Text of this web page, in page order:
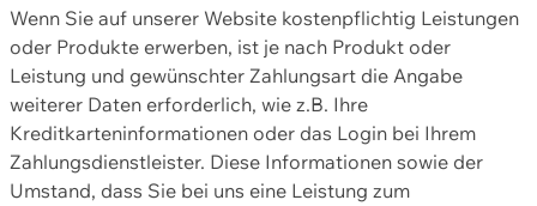
Wenn Sie auf unserer Website kostenpflichtig Leistungen
oder Produkte erwerben, ist je nach Produkt oder
Leistung und gewünschter Zahlungsart die Angabe
weiterer Daten erforderlich, wie z.B. Ihre
Kreditkarteninformationen oder das Login bei Ihrem
Zahlungsdienstleister. Diese Informationen sowie der
Umstand, dass Sie bei uns eine Leistung zum